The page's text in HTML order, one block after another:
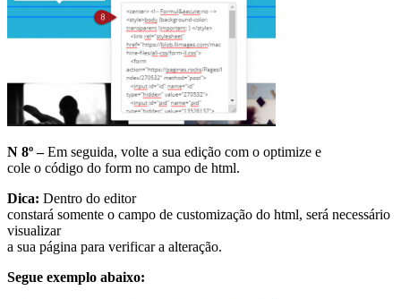
N 8º –Em seguida, volte a sua edição com o optimize e
cole o código do form no campo de html.
Dica: Dentro do editor
constará somente o campo de customização do html, será necessário
visualizar
a sua página para verificar a alteração.
Segue exemplo abaixo: